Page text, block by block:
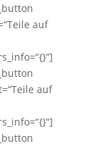
auf
auf